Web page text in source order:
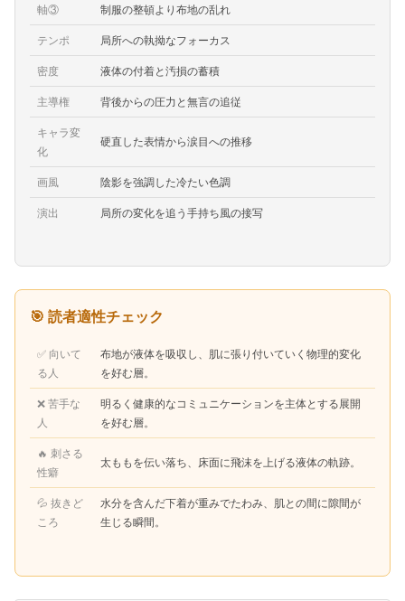
軸③ 制服の整頓より布地の乱れ
テンポ 局所への執拗なフォーカス
密度 液体の付着と汚損の蓄積
主導権 背後からの圧力と無言の追従
キャラ変
化
硬直した表情から涙目への推移
画風 陰影を強調した冷たい色調
演出 局所の変化を追う手持ち風の接写
🎯 読者適性チェック
✅ 向いて
る人
布地が液体を吸収し、肌に張り付いていく物理的変化
を好む層。
❌ 苦手な
人
明るく健康的なコミュニケーションを主体とする展開
を好む層。
🔥 刺さる
性癖
太ももを伝い落ち、床面に飛沫を上げる液体の軌跡。
💦 抜きど
ころ
水分を含んだ下着が重みでたわみ、肌との間に隙間が
生じる瞬間。